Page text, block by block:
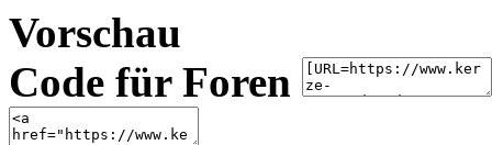
Vorschau
Code für Foren